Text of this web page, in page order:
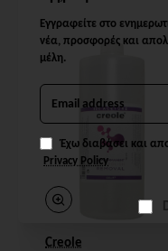
Εγγραφείτε στο
νέα, προσφορές και
μέλη.
Email
address
Έχω διαβάσει και
Privacy Policy
NAIL POLISH
REMOVAL 99%
4Lt
Creole